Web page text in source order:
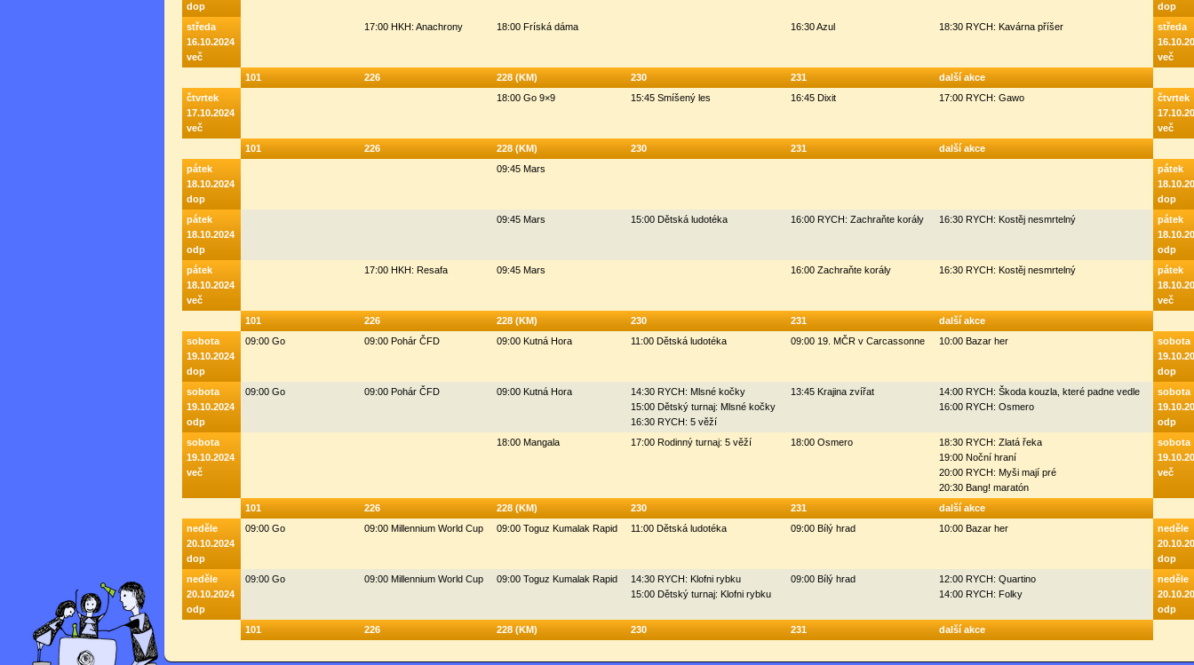
dop
dop
středa
16.10.2024
več
17:00 HKH: Anachrony 18:00 Fríská dáma 16:30 Azul 18:30 RYCH: Kavárna příšer
středa
več
101
226 228 (KM) 230 231
další akce
čtvrtek
17.10.2024
več
18:00 Go 9×9 15:45 Smíšený les 16:45 Dixit 17:00 RYCH: Gawo
čtvrtek
več
101
226 228 (KM) 230 231
další akce
pátek
18.10.2024
dop
09:45 Mars
pátek
dop
pátek
18.10.2024
odp
09:45 Mars 15:00 Dětská ludotéka 16:00 RYCH: Zachraňte korály 16:30 RYCH: Kostěj nesmrtelný
pátek
odp
pátek
18.10.2024
več
17:00 HKH: Resafa 09:45 Mars 16:00 Zachraňte korály 16:30 RYCH: Kostěj nesmrtelný
pátek
več
101
226 228 (KM) 230 231
další akce
sobota
19.10.2024
dop
09:00 Go 09:00 Pohár ČFD 09:00 Kutná Hora 11:00 Dětská ludotéka 09:00 19. MČR v Carcassonne 10:00 Bazar her
sobota
dop
sobota
19.10.2024
odp
09:00 Go 09:00 Pohár ČFD 09:00 Kutná Hora
14:30 RYCH: Mlsné kočky
15:00 Dětský turnaj: Mlsné kočky
16:30 RYCH: 5 věží
13:45 Krajina zvířat
14:00 RYCH: Škoda kouzla, které padne vedle
16:00 RYCH: Osmero
sobota
odp
sobota
19.10.2024
več
18:00 Mangala 17:00 Rodinný turnaj: 5 věží 18:00 Osmero
18:30 RYCH: Zlatá řeka
19:00 Noční hraní
20:00 RYCH: Myši mají pré
20:30 Bang! maratón
sobota
več
101 226 228 (KM) 230 231
další akce
neděle
20.10.2024
dop
09:00 Go 09:00 Millennium World Cup 09:00 Toguz Kumalak Rapid 11:00 Dětská ludotéka 09:00 Bílý hrad 10:00 Bazar her
neděle
dop
neděle
20.10.2024
odp
09:00 Go 09:00 Millennium World Cup 09:00 Toguz Kumalak Rapid
14:30 RYCH: Klofni rybku
15:00 Dětský turnaj: Klofni rybku
09:00 Bílý hrad
12:00 RYCH: Quartino
14:00 RYCH: Folky
neděle
odp
101
226 228 (KM) 230 231 další akce